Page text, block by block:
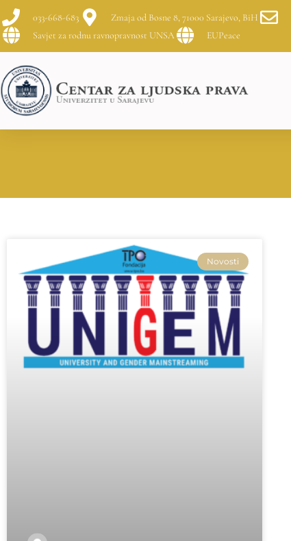
033-668-683 Zmaja od Bosne 8, 71000 Sarajevo, BiH
Savjet za rodnu ravnopravnost UNSA
EUPeace
Novosti